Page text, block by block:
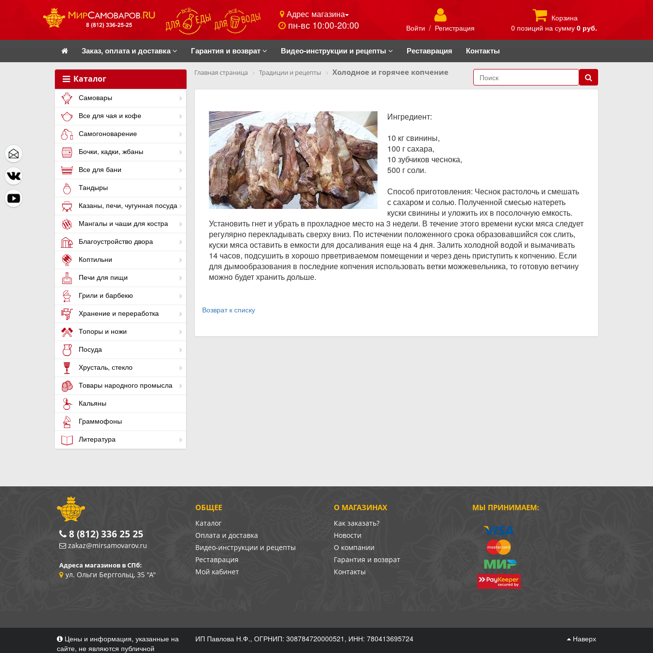
Адрес магазина
пн-вс 10:00-20:00 Войти / Регистрация
Корзина
0 позиций на сумму 0 руб.
Заказ, оплата и доставка Гарантия и возврат Видео-инструкции и рецепты Реставрация Контакты
Каталог
Самовары
Все для чая и кофе
Самогоноварение
Бочки, кадки, жбаны
Все для бани
Тандыры
Казаны, печи, чугунная посуда
Мангалы и чаши для костра
Благоустройство двора
Коптильни
Печи для пищи
Грили и барбекю
Хранение и переработка
Топоры и ножи
Посуда
Хрусталь, стекло
Товары народного промысла
Кальяны
Граммофоны
Литература
Главная страница Традиции и рецепты Холодное и горячее копчение
Ингредиент:
10 кг свинины,
100 г сахара,
10 зубчиков чеснока,
500 г соли.
Способ приготовления: Чеснок растолочь и смешать
с сахаром и солью. Полученной смесью натереть
куски свинины и уложить их в посолочную емкость.
Установить гнет и убрать в прохладное место на 3 недели. В течение этого времени куски мяса следует
регулярно перекладывать сверху вниз. По истечении положенного срока образовавшийся сок слить,
куски мяса оставить в емкости для досаливания еще на 4 дня. Залить холодной водой и вымачивать
14 часов, подсушить в хорошо прветриваемом помещении и через день приступить к копчению. Если
для дымообразования в последние копчения использовать ветки можжевельника, то готовую ветчину
можно будет хранить дольше.
Возврат к списку
О МАГАЗИНАХ
Как заказать?
Новости
О компании
Гарантия и возврат
Контакты
ОБЩЕЕ
Каталог
Оплата и доставка
Видео-инструкции и рецепты
Реставрация
Мой кабинет
МЫ ПРИНИМАЕМ:
8 (812) 336 25 25
zakaz@mirsamovarov.ru
Адреса магазинов в СПб:
ул. Ольги Берггольц, 35 "А"
Цены и информация, указанные на
сайте, не являются публичной
ИП Павлова Н.Ф., ОГРНИП: 308784720000521, ИНН: 780413695724 Наверх